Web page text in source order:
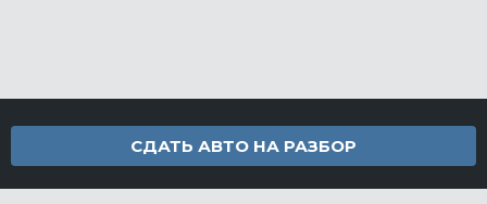
СДАТЬ АВТО НА РАЗБОР